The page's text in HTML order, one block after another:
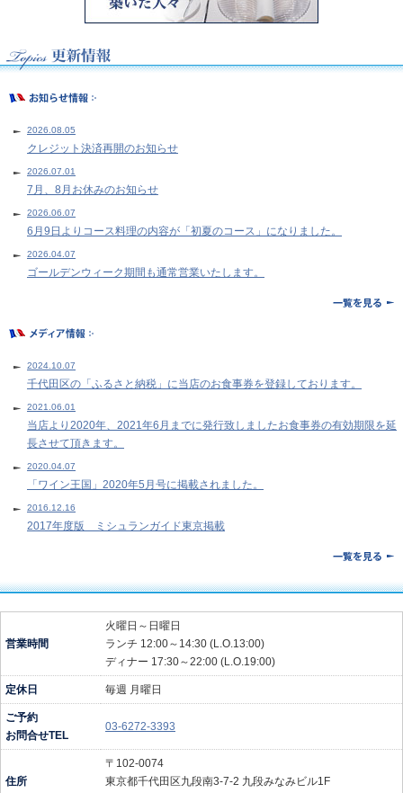
2026.08.05
クレジット決済再開のお知らせ
2026.07.01
7月、8月お休みのお知らせ
2026.06.07
6月9日よりコース料理の内容が「初夏のコース」になりました。
2026.04.07
ゴールデンウィーク期間も通常営業いたします。
2024.10.07
千代田区の「ふるさと納税」に当店のお食事券を登録しております。
2021.06.01
当店より2020年、2021年6月までに発行致しましたお食事券の有効期限を延
長させて頂きます。
2020.04.07
「ワイン王国」2020年5月号に掲載されました。
2016.12.16
2017年度版 ミシュランガイド東京掲載
営業時間
火曜日～日曜日
ランチ 12:00～14:30 (L.O.13:00)
ディナー 17:30～22:00 (L.O.19:00)
定休日 毎週 月曜日
ご予約
お問合せTEL
03-6272-3393
住所
〒102-0074
東京都千代田区九段南3-7-2 九段みなみビル1F